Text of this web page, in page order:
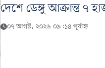
দেশে ডেঙ্গু আক্রান্ত ৭
০৭ আগস্ট, ২০২৬ ০৯:১৪ পূর্বাহ্ন